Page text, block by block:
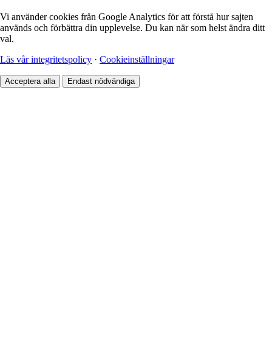
Vi använder cookies från Google Analytics för att förstå hur sajten
används och förbättra din upplevelse. Du kan när som helst ändra ditt
val.
Läs vår integritetspolicy · Cookieinställningar
Acceptera alla Endast nödvändiga